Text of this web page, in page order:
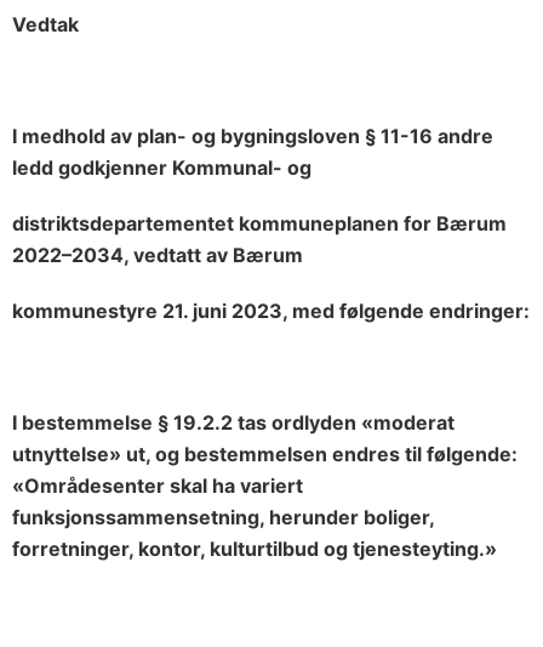
Vedtak
I medhold av plan- og bygningsloven § 11-16 andre
ledd godkjenner Kommunal- og
distriktsdepartementet kommuneplanen for Bærum
2022–2034, vedtatt av Bærum
kommunestyre 21. juni 2023, med følgende endringer:
I bestemmelse § 19.2.2 tas ordlyden «moderat
utnyttelse» ut, og bestemmelsen endres til følgende:
«Områdesenter skal ha variert
funksjonssammensetning, herunder boliger,
forretninger, kontor, kulturtilbud og tjenesteyting.»